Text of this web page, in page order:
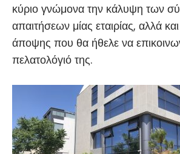
κύριο γνώμονα την κάλυψη των
απαιτήσεων μίας εταιρίας, αλλά
άποψης που θα ήθελε να
πελατολόγιό της.